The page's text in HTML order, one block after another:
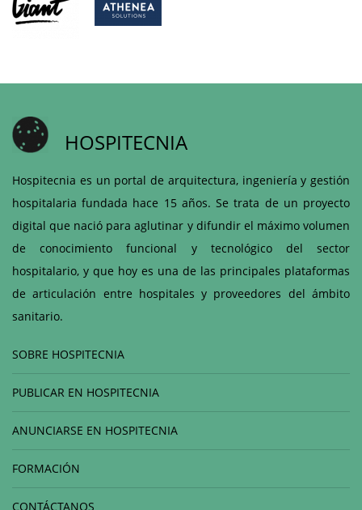
HOSPITECNIA
Hospitecnia es un portal de arquitectura, ingeniería y gestión
hospitalaria fundada hace 15 años. Se trata de un proyecto
digital que nació para aglutinar y difundir el máximo volumen
de conocimiento funcional y tecnológico del sector
hospitalario, y que hoy es una de las principales plataformas
de articulación entre hospitales y proveedores del ámbito
sanitario.
SOBRE HOSPITECNIA
PUBLICAR EN HOSPITECNIA
ANUNCIARSE EN HOSPITECNIA
FORMACIÓN
CONTÁCTANOS